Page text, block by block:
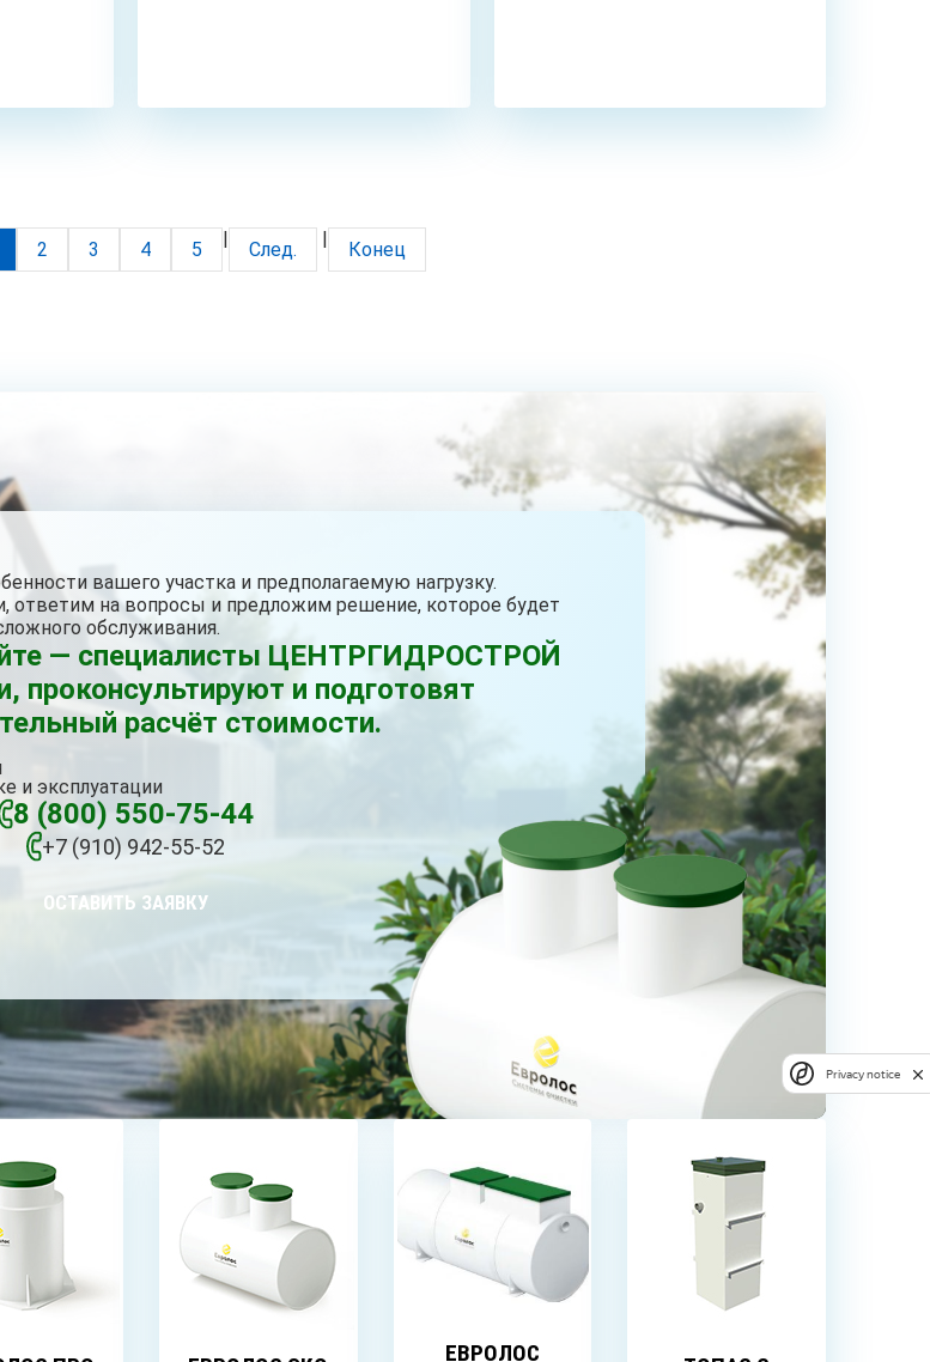
2 3 4 5 | След. | Конец
вашего участка и предполагаемую нагрузку.
ответим на вопросы и предложим решение, которое будет
обслуживания.
— специалисты ЦЕНТРГИДРОСТРОЙ
проконсультируют и подготовят
расчёт стоимости.
и эксплуатации
8 (800) 550-75-44
+7 (910) 942-55-52
ОСТАВИТЬ ЗАЯВКУ
ЕВРОЛОС
Privacy notice